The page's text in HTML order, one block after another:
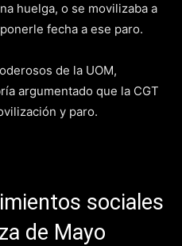
huelga, o se movilizaba a
fecha a ese paro.
de la UOM,
argumentado que la CGT
y paro.
sociales
de Mayo